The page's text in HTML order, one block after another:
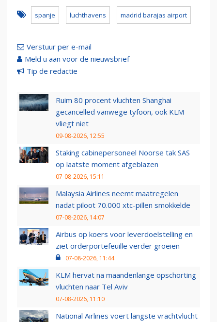
spanje luchthavens madrid barajas airport
Verstuur per e-mail
Meld u aan voor de nieuwsbrief
Tip de redactie
Ruim 80 procent vluchten Shanghai
gecancelled vanwege tyfoon, ook KLM
vliegt niet
09-08-2026, 12:55
Staking cabinepersoneel Noorse tak SAS
op laatste moment afgeblazen
07-08-2026, 15:11
Malaysia Airlines neemt maatregelen
nadat piloot 70.000 xtc-pillen smokkelde
07-08-2026, 14:07
Airbus op koers voor leverdoelstelling en
ziet orderportefeuille verder groeien
07-08-2026, 11:44
KLM hervat na maandenlange opschorting
vluchten naar Tel Aviv
07-08-2026, 11:10
National Airlines voert langste vrachtvlucht